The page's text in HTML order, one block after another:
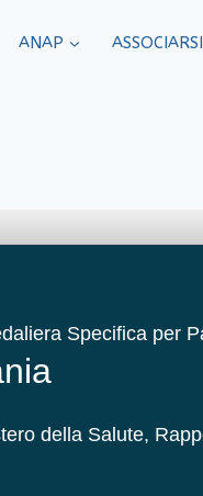
ANAP ASSOCIARSI
Specifica per
della Salute,